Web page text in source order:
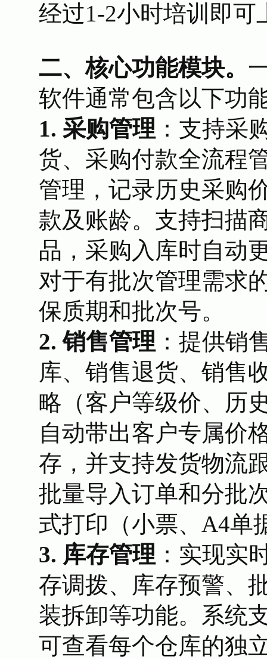
经过1-2小时培训即可
二、核心功能模块。
软件通常包含以下功
1. 采购管理 ：支持采
货、采购付款全流程
管理，记录历史采购
款及账龄。支持扫描
品，采购入库时自动
对于有批次管理需求
保质期和批次号。
2. 销售管理 ：提供销
库、销售退货、销售
略（客户等级价、历
自动带出客户专属价
存，并支持发货物流
批量导入订单和分批
式打印（小票、A4单
3. 库存管理 ：实现实
存调拨、库存预警、
装拆卸等功能。系统
可查看每个仓库的独